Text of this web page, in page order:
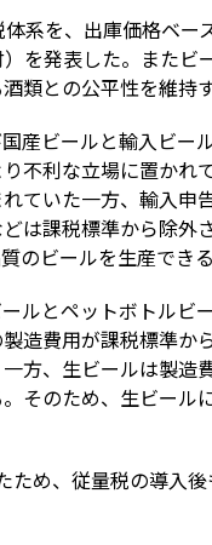
系を、出庫価格ベー
を発表した。またビ
類との公平性を維持
産ビールと輸入ビー
不利な立場に置かれ
ていた一方、輸入申
は課税標準から除外
のビールを生産できる
とペットボトルビ
造費用が課税標準か
方、生ビールは製造
そのため、生ビール
め、従量税の導入